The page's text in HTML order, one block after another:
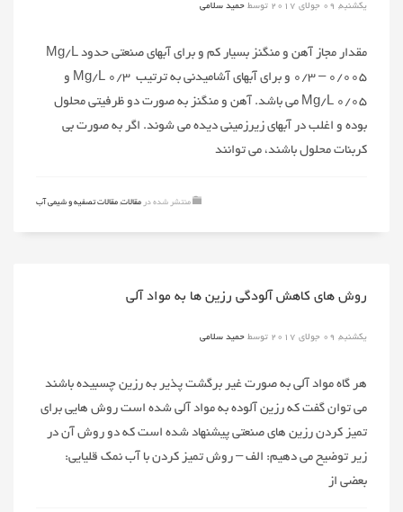
یکشنبه, 09 جولای 2017 توسط حمید سلامی
مقدار مجاز آهن و منگنز بسیار کم و برای آبهای صنعتی حدود Mg/L
0/3 – ۰/۰۰۵ و برای آبهای آشامیدنی به ترتیب Mg/L 0/3 و
Mg/L 0/05 می باشد. آهن و منگنز به صورت دو ظرفیتی محلول
بوده و اغلب در آبهای زیرزمینی دیده می شوند. اگر به صورت بی
کربنات محلول باشند، می توانند
منتشر شده در مقالات, مقالات تصفیه و شیمی آب
روش های کاهش آلودگی رزین ها به مواد آلی
یکشنبه, 09 جولای 2017 توسط حمید سلامی
هر گاه مواد آلی به صورت غیر برگشت پذیر به رزین چسبیده باشند
می توان گفت که رزین آلوده به مواد آلی شده است روش هایی برای
تمیز کردن رزین های صنعتی پیشنهاد شده است که دو روش آن در
زیر توضیح می دهیم: الف – روش تمیز کردن با آب نمک قلیایی:
بعضی از